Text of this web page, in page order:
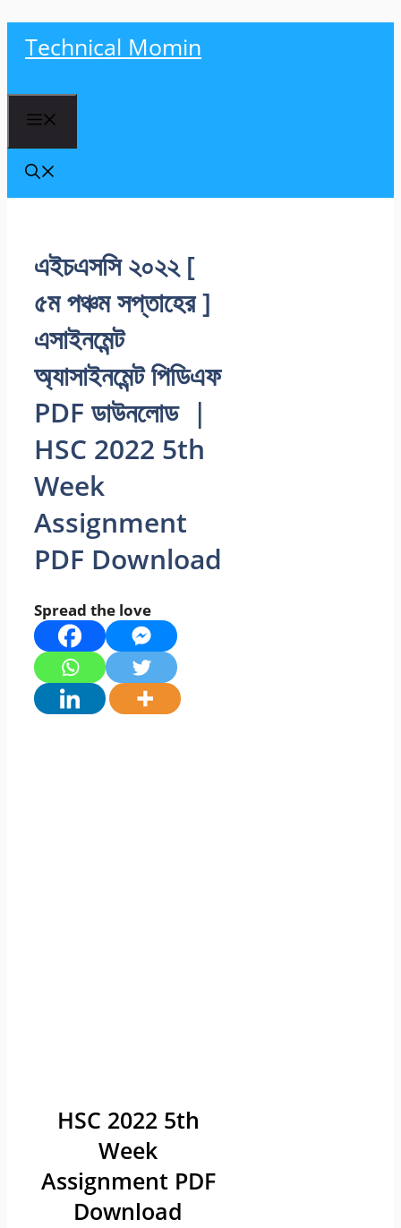
Technical Momin
এইচএসসি ২০২২ [
৫ম পঞ্চম সপ্তাহের ]
এসাইনমেন্ট
অ্যাসাইনমেন্ট পিডিএফ
PDF ডাউনলোড |
HSC 2022 5th
Week
Assignment
PDF Download
Spread the love
HSC 2022 5th
Week
Assignment PDF
Download